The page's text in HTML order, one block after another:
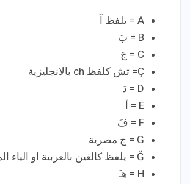
A = تلفظ آ
B = بَ
C = جَ
Ç= تش كلفظ ch بالانجليزية
D = دَ
E = أ
F = فَ
G = ج مصرية
Ğ = يلفظ كالغين بالعربية او الياء المخففة
H = هـَ